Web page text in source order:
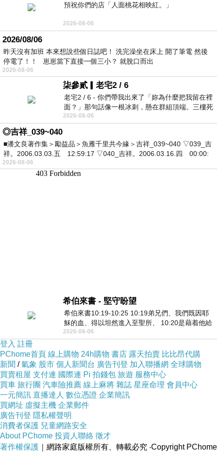
預祝你們的店「人面桃花相映紅。」
2026-08-06
2026/08/06
昨天沒有加班 本來想說些個日誌吧！ 洗完澡坐在床上 開了筆電 然後
停電了！！ 崽崽當下直接一個三小？ 就脫口而出
2026-08-06
柒參貳▎老宅2 / 6
老宅2 / 6 - 你們帶我出來了「妳為什麼把我留在裡
面？」那句話像一根冰刺，懸在群組頂端。三樓死
死盯著照片裡的人。那個人確實站在
2026-08-06
◎吉祥_039~040
■潘文良著作集＞勵益品＞魚雁千里共今緣＞吉祥_039~040 ▽039_吉
祥。2006.03.03.五 12:59:17 ▽040_吉祥。2006.03.16.四 00:00:
2026-08-06
希伯來書 - 堅守盼望
希伯來書10:19-10:25 10:19弟兄們、我們既因耶
穌的血、得以坦然進入至聖所、 10:20是藉着他給
我們開了一條又新又活的路從幔子經過
2026-08-06
登入 註冊
PChome首頁 線上購物 24h購物 書店 露天拍賣 比比昂代購
新聞 / 氣象 股市 個人新聞台 廣告刊登 加入聯播網 全球購物
買賣租屋 支付連 國際連 Pi 拍錢包 旅遊 服務中心
買車 旅行團 汽車險推薦 線上麻將 雜誌 星座命理 會員中心
一元簡訊 直播達人 數位憑證 企業簡訊
買網址 虛擬主機 企業郵件
廣告刊登 隱私權聲明
消費者保護 兒童網路安全
About PChome 投資人聯絡 徵才
著作權保護 ｜網路家庭版權所有、轉載必究 ‧Copyright PChome